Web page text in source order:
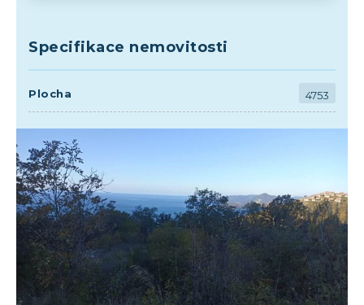
Specifikace nemovitosti
Plocha 4753